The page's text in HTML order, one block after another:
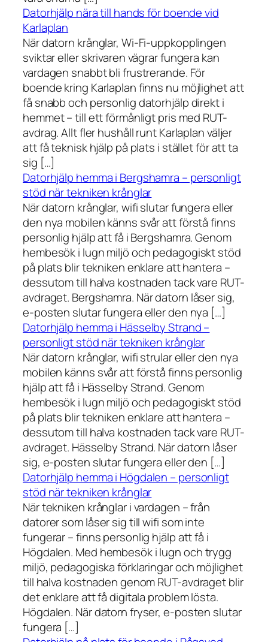
Datorhjälp nära till hands för boende vid
Karlaplan
När datorn krånglar, Wi-Fi-uppkopplingen
sviktar eller skrivaren vägrar fungera kan
vardagen snabbt bli frustrerande. För
boende kring Karlaplan finns nu möjlighet att
få snabb och personlig datorhjälp direkt i
hemmet – till ett förmånligt pris med RUT-
avdrag. Allt fler hushåll runt Karlaplan väljer
att få teknisk hjälp på plats i stället för att ta
sig […]
Datorhjälp hemma i Bergshamra – personligt
stöd när tekniken krånglar
När datorn krånglar, wifi slutar fungera eller
den nya mobilen känns svår att förstå finns
personlig hjälp att få i Bergshamra. Genom
hembesök i lugn miljö och pedagogiskt stöd
på plats blir tekniken enklare att hantera –
dessutom till halva kostnaden tack vare RUT-
avdraget. Bergshamra. När datorn låser sig,
e-posten slutar fungera eller den nya […]
Datorhjälp hemma i Hässelby Strand –
personligt stöd när tekniken krånglar
När datorn krånglar, wifi strular eller den nya
mobilen känns svår att förstå finns personlig
hjälp att få i Hässelby Strand. Genom
hembesök i lugn miljö och pedagogiskt stöd
på plats blir tekniken enklare att hantera –
dessutom till halva kostnaden tack vare RUT-
avdraget. Hässelby Strand. När datorn låser
sig, e-posten slutar fungera eller den […]
Datorhjälp hemma i Högdalen – personligt
stöd när tekniken krånglar
När tekniken krånglar i vardagen – från
datorer som låser sig till wifi som inte
fungerar – finns personlig hjälp att få i
Högdalen. Med hembesök i lugn och trygg
miljö, pedagogiska förklaringar och möjlighet
till halva kostnaden genom RUT-avdraget blir
det enklare att få digitala problem lösta.
Högdalen. När datorn fryser, e-posten slutar
fungera […]